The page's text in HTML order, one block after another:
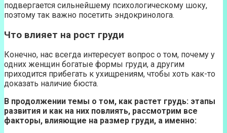
подвергается сильнейшему психологическому шоку,
поэтому так важно посетить эндокринолога.
Что влияет на рост груди
Конечно, нас всегда интересует вопрос о том, почему у
одних женщин богатые формы груди, а другим
приходится прибегать к ухищрениям, чтобы хоть как-то
доказать наличие бюста.
В продолжении темы о том, как растет грудь: этапы
развития и как на них повлиять, рассмотрим все
факторы, влияющие на размер груди, а именно: